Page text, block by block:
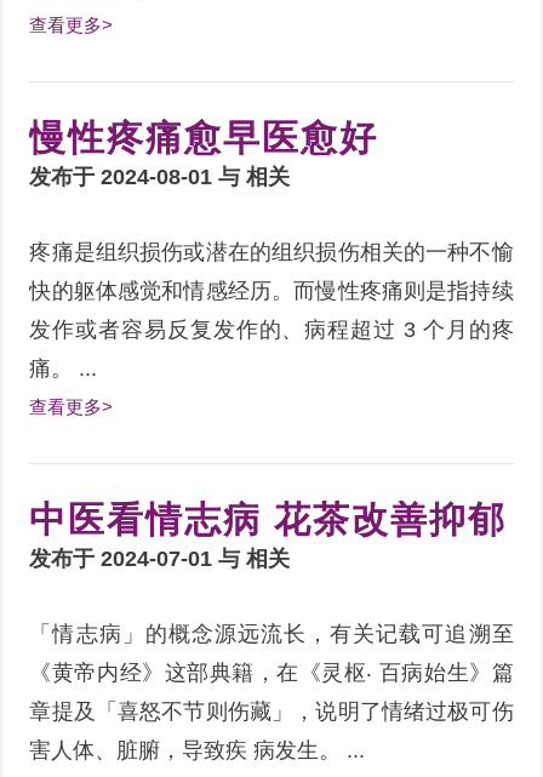
查看更多>
慢性疼痛愈早医愈好
发布于 2024-08-01 与相关
疼痛是组织损伤或潜在的组织损伤相关的一种不愉
快的躯体感觉和情感经历。而慢性疼痛则是指持续
发作或者容易反复发作的、病程超过 3 个月的疼
痛。 ...
查看更多>
中医看情志病 花茶改善抑郁
发布于 2024-07-01 与相关
「情志病」的概念源远流长，有关记载可追溯至
《黄帝内经》这部典籍，在《灵枢‧ 百病始生》篇
章提及「喜怒不节则伤藏」，说明了情绪过极可伤
害人体、脏腑，导致疾 病发生。 ...